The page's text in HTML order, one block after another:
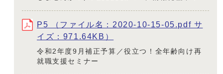
P5 （ファイル名：2020-10-15-05.pdf サ
イズ：971.64KB）
令和2年度9月補正予算／役立つ！全年齢向け再
就職支援セミナー